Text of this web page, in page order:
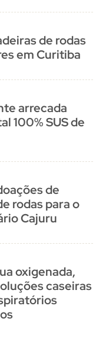
de rodas
em Curitiba
arrecada
100% SUS de
de
rodas para o
Cajuru
oxigenada,
caseiras